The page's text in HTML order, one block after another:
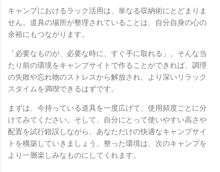
キャンプにおけるラック活用は、単なる収納術にとどまりま
せん。道具の場所が整理されていることは、自分自身の心の
余裕にもつながります。
「必要なものが、必要な時に、すぐ手に取れる」。そんな当
たり前の環境をキャンプサイトで作ることができれば、調理
の失敗や忘れ物のストレスから解放され、より深いリラック
スタイムを満喫できるはずです。
まずは、今持っている道具を一度広げて、使用頻度ごとに分
けてみてください。そして、自分にとって使いやすい高さや
配置を試行錯誤しながら、あなただけの快適なキャンプサイ
トを構築していきましょう。整った環境は、次のキャンプを
より一層楽しみなものにしてくれます。